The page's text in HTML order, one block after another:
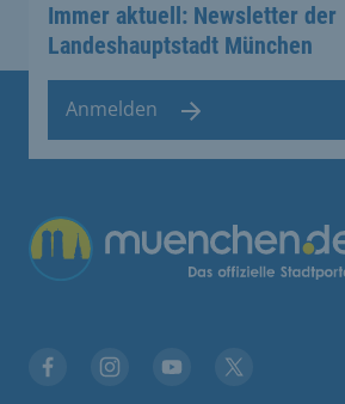
Immer aktuell: Newsletter der
Landeshauptstadt München
Anmelden
Übergreifende Links